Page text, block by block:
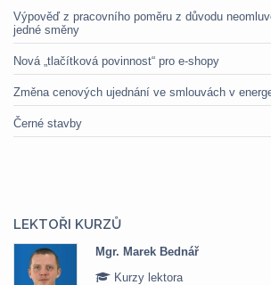
Výpověď z pracovního poměru z důvodu
jedné směny
Nová „tlačítková povinnost“ pro e-shopy
Změna cenových ujednání ve smlouvách v
Černé stavby
LEKTOŘI KURZŮ
Mgr. Marek Bednář
Kurzy lektora